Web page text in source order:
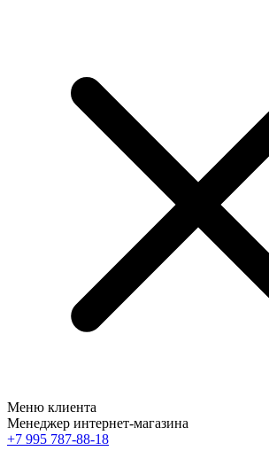
Меню клиента
Менеджер интернет-магазина
+7 995 787-88-18